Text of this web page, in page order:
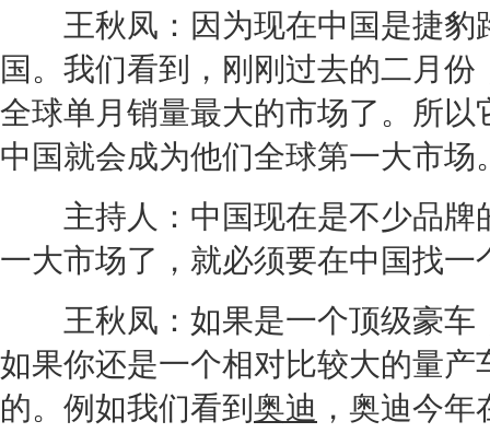
王秋凤：因为现在中国是捷豹
国。我们看到，刚刚过去的二月
全球单月销量最大的市场了。所
中国就会成为他们全球第一大市场
主持人：中国现在是不少品牌
一大市场了，就必须要在中国找一
王秋凤：如果是一个顶级豪车
如果你还是一个相对比较大的量
的。例如我们看到 奥迪 ， 奥迪今年